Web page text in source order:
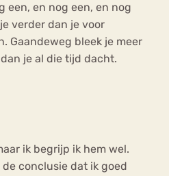
een, en nog een, en nog
verder dan je voor
Gaandeweg bleek je meer
je al die tijd dacht.
ik begrijp ik hem wel.
conclusie dat ik goed